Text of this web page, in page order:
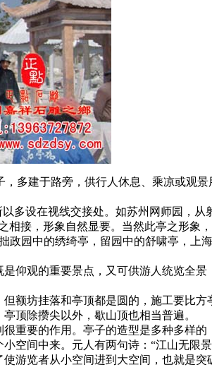
多建于路旁，供行人休息、乘凉或观
多设在视线交接处。如苏州网师园，
接，形象自然显要。当然此亭之形象
政园中的绣绮亭，留园中的舒啸亭，
仰观的重要景点，又可供游人统览全
额坊挂落和亭顶都是圆的，施工要比
顶除攒尖以外，歇山顶也相当普遍。
重要的作用。亭子的造型是多种多样
空间中来。元人有两句诗：“江山无
游览者从小空间进到大空间，也就是突